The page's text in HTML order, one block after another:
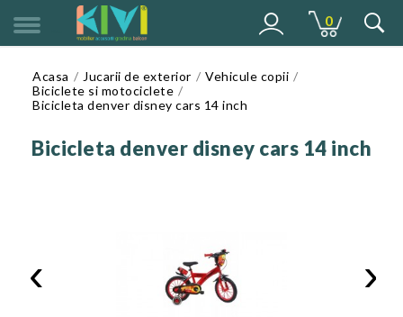
0
Acasa Jucarii de exterior
Vehicule copii
Biciclete si motociclete
Bicicleta denver disney cars 14 inch
Bicicleta denver disney cars 14 inch
‹ ›